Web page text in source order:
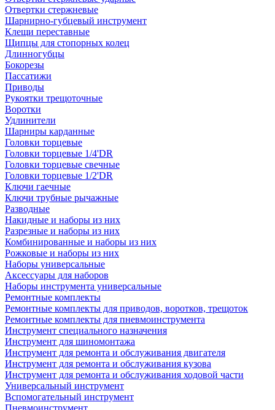
Отвертки стержневые
Шарнирно-губцевый инструмент
Клещи переставные
Щипцы для стопорных колец
Длинногубцы
Бокорезы
Пассатижи
Приводы
Рукоятки трещоточные
Воротки
Удлинители
Шарниры карданные
Головки торцевые
Головки торцевые 1/4'DR
Головки торцевые свечные
Головки торцевые 1/2'DR
Ключи гаечные
Ключи трубные рычажные
Разводные
Накидные и наборы из них
Разрезные и наборы из них
Комбинированные и наборы из них
Рожковые и наборы из них
Наборы универсальные
Аксессуары для наборов
Наборы инструмента универсальные
Ремонтные комплекты
Ремонтные комплекты для приводов, воротков, трещоток
Ремонтные комплекты для пневмоинструмента
Инструмент специального назначения
Инструмент для шиномонтажа
Инструмент для ремонта и обслуживания двигателя
Инструмент для ремонта и обслуживания кузова
Инструмент для ремонта и обслуживания ходовой части
Универсальный инструмент
Вспомогательный инструмент
Пневмоинструмент